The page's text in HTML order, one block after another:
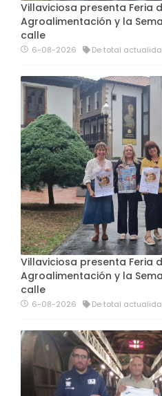
Villaviciosa presenta Feria
Agroalimentación y la
calle
6-08-2026 De total
Villaviciosa presenta Feria
Agroalimentación y la
calle
6-08-2026 De total